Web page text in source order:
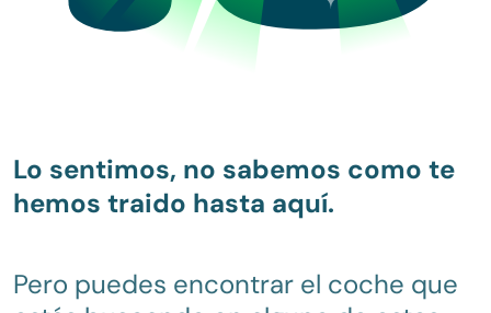
Lo sentimos, no sabemos como te
hemos traido hasta aquí.
Pero puedes encontrar el coche que